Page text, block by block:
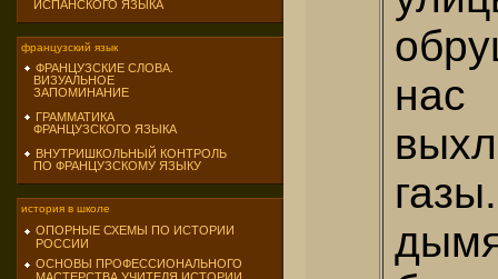
ИСПАНСКОГО ЯЗЫКА
французский язык
ФРАНЦУЗСКИЕ СЛОВА.
ВИЗУАЛЬНОЕ
ЗАПОМИНАНИЕ
ГРАММАТИКА
ФРАНЦУЗСКОГО ЯЗЫКА
ВНУТРИШКОЛЬНЫЙ КОНТРОЛЬ
ПО ФРАНЦУЗСКОМУ ЯЗЫКУ
история в школе
ОПОРНЫЕ СХЕМЫ ПО ИСТОРИИ
РОССИИ
ОСНОВЫ ПРОФЕССИОНАЛЬНОГО